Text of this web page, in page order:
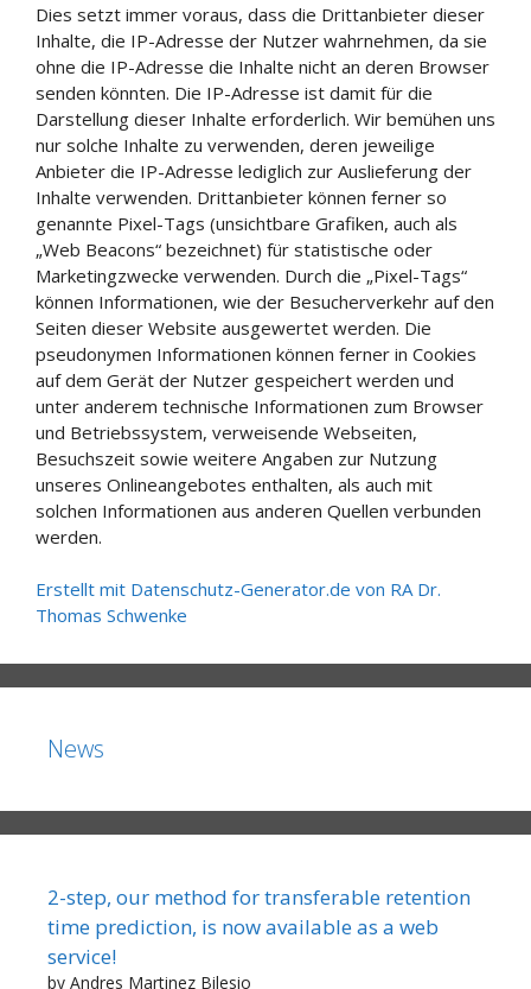
Dies setzt immer voraus, dass die Drittanbieter dieser
Inhalte, die IP-Adresse der Nutzer wahrnehmen, da sie
ohne die IP-Adresse die Inhalte nicht an deren Browser
senden könnten. Die IP-Adresse ist damit für die
Darstellung dieser Inhalte erforderlich. Wir bemühen uns
nur solche Inhalte zu verwenden, deren jeweilige
Anbieter die IP-Adresse lediglich zur Auslieferung der
Inhalte verwenden. Drittanbieter können ferner so
genannte Pixel-Tags (unsichtbare Grafiken, auch als
„Web Beacons“ bezeichnet) für statistische oder
Marketingzwecke verwenden. Durch die „Pixel-Tags“
können Informationen, wie der Besucherverkehr auf den
Seiten dieser Website ausgewertet werden. Die
pseudonymen Informationen können ferner in Cookies
auf dem Gerät der Nutzer gespeichert werden und
unter anderem technische Informationen zum Browser
und Betriebssystem, verweisende Webseiten,
Besuchszeit sowie weitere Angaben zur Nutzung
unseres Onlineangebotes enthalten, als auch mit
solchen Informationen aus anderen Quellen verbunden
werden.
Erstellt mit Datenschutz-Generator.de von RA Dr.
Thomas Schwenke
News
2-step, our method for transferable retention
time prediction, is now available as a web
service!
by Andres Martinez Bilesio